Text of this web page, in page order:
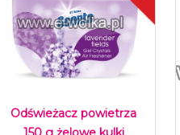
Odświeżacz powietrza